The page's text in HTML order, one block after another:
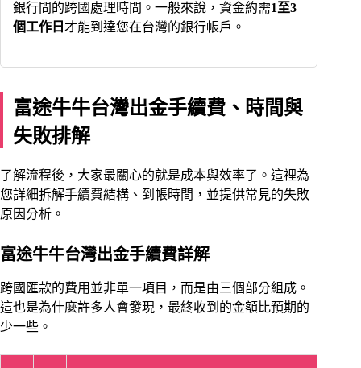
銀行間的跨國處理時間。一般來說，資金約需1至3
個工作日 才能到達您在台灣的銀行帳戶。
富途牛牛台灣出金手續費、時間與
失敗排解
了解流程後，大家最關心的就是成本與效率了。這裡為
您詳細拆解手續費結構、到帳時間，並提供常見的失敗
原因分析。
富途牛牛台灣出金手續費詳解
跨國匯款的費用並非單一項目，而是由三個部分組成。
這也是為什麼許多人會發現，最終收到的金額比預期的
少一些。